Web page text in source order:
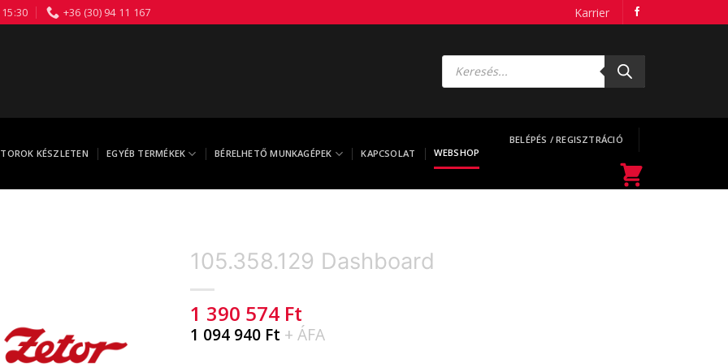
+36 (30) 94 11 167 Karrier
Products
search
KÉSZLETEN EGYÉB TERMÉKEK BÉRELHETŐ MUNKAGÉPEK KAPCSOLAT WEBSHOP
BELÉPÉS / REGISZTRÁCIÓ
105.358.129 Dashboard
1 390 574 Ft
1 094 940 Ft + ÁFA